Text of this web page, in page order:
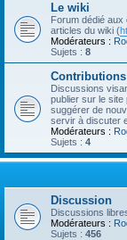
Le wiki
Forum dédié
articles du wiki (
Modérateurs :
Sujets : 8
Contributions
Discussions
publier sur le site
suggérer de
servir à discuter
Modérateurs :
Sujets : 4
Discussion
Discussions
Modérateurs :
Sujets : 456